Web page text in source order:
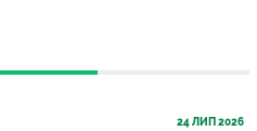
24 ЛИП 2026